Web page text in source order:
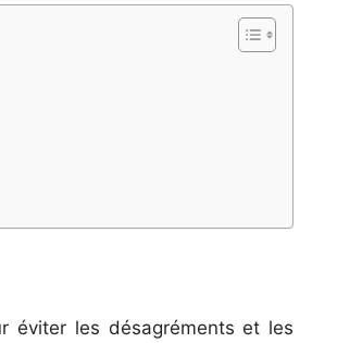
éviter les désagréments et les